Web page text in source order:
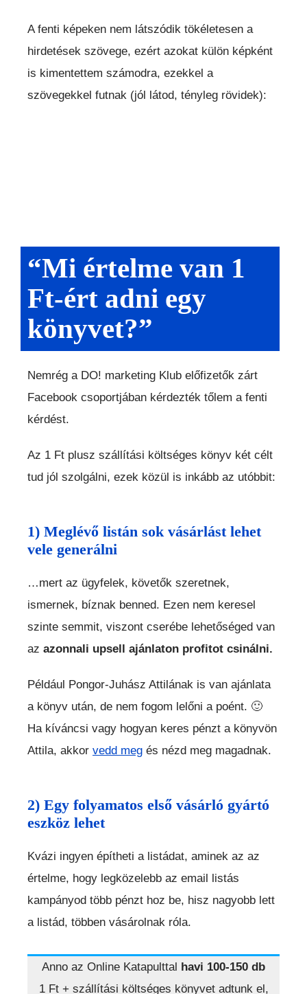
A fenti képeken nem látszódik tökéletesen a
hirdetések szövege, ezért azokat külön képként
is kimentettem számodra, ezekkel a
szövegekkel futnak (jól látod, tényleg rövidek):
“Mi értelme van 1
Ft-ért adni egy
könyvet?”
Nemrég a DO! marketing Klub előfizetők zárt
Facebook csoportjában kérdezték tőlem a fenti
kérdést.
Az 1 Ft plusz szállítási költséges könyv két célt
tud jól szolgálni, ezek közül is inkább az utóbbit:
1) Meglévő listán sok vásárlást lehet
vele generálni
…mert az ügyfelek, követők szeretnek,
ismernek, bíznak benned. Ezen nem keresel
szinte semmit, viszont cserébe lehetőséged van
az azonnali upsell ajánlaton profitot csinálni.
Például Pongor-Juhász Attilának is van ajánlata
a könyv után, de nem fogom lelőni a poént. 🙂
Ha kíváncsi vagy hogyan keres pénzt a könyvön
Attila, akkor vedd meg és nézd meg magadnak.
2) Egy folyamatos első vásárló gyártó
eszköz lehet
Kvázi ingyen építheti a listádat, aminek az az
értelme, hogy legközelebb az email listás
kampányod több pénzt hoz be, hisz nagyobb lett
a listád, többen vásárolnak róla.
Anno az Online Katapulttal havi 100-150 db
1 Ft + szállítási költséges könyvet adtunk el,